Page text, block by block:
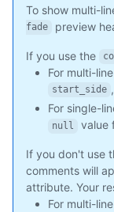
"url":
"html_url":
"gists_url":
"repos_url":
"events_url":
"type":
"site_admin":
To show multi-
fade preview
If you use the
For multi-
start_side ,
For single-
null value
If you don't use
comments will
attribute. Your
For multi-